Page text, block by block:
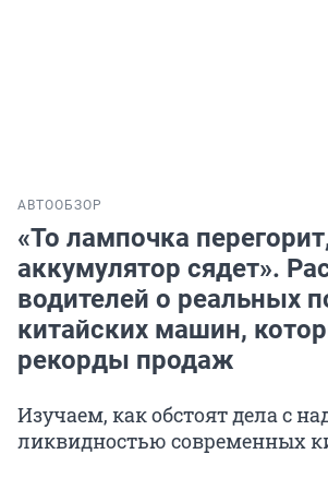
АВТООБЗОР
«То лампочка
аккумулятор сядет».
водителей о реальных
китайских машин,
рекорды продаж
Изучаем, как обстоят дела с
ликвидностью современных